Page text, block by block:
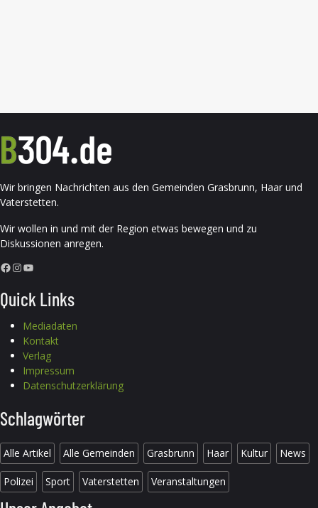
Wir bringen Nachrichten aus den Gemeinden Grasbrunn, Haar und
Vaterstetten.
Wir wollen in und mit der Region etwas bewegen und zu
Diskussionen anregen.
Facebook InstagramYouTube
Quick Links
Mediadaten
Kontakt
Verlag
Impressum
Datenschutzerklärung
Schlagwörter
Alle Artikel Alle Gemeinden Grasbrunn Haar Kultur News
Polizei Sport Vaterstetten Veranstaltungen